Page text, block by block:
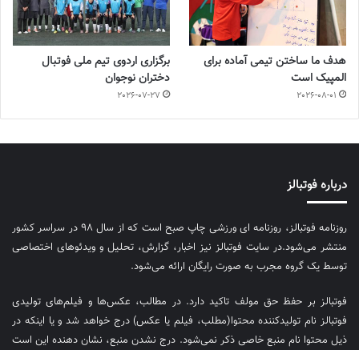
هدف ما ساختن تیمی آماده برای
المپیک است
2026-08-01
برگزاری اردوی تیم ملی فوتبال
دختران نوجوان
2026-07-27
درباره فوتبالز
روزنامه فوتبالز، روزنامه ای ورزشی چاپ صبح است که از سال ۹۸ در سراسر کشور
منتشر می‌شود.در سایت فوتبالز نیز اخبار، گزارش، تحلیل و ویدئوهای اختصاصی
توسط یک گروه مجرب به صورت رایگان ارائه می‌شود.
فوتبالز بر حفظ حق مولف تاکید دارد. در مطالب، عکس‌ها و فیلم‌های تولیدی
فوتبالز نام تولیدکننده محتوا(مطلب، فیلم یا عکس) درج خواهد شد و یا اینکه در
ذیل محتوا نام منبع خاصی ذکر نمی‌‎شود. درج نشدن منبع، نشان دهنده این است